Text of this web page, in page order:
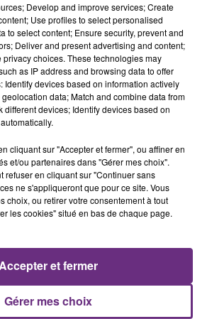
"Lonely Together" en
Rita Ora.
surchampagne fm:
Develop and improve services; Create
Use profiles to select personalised
to select content; Ensure security, prevent and
Deliver and present advertising and content;
choices. These technologies may
as IP address and browsing data to offer
Identify devices based on information actively
data; Match and combine data from
different devices; Identify devices based on
cliquant sur "Accepter et fermer", ou affiner en
et/ou partenaires dans "Gérer mes choix".
refuser en cliquant sur "Continuer sans
ne s'appliqueront que pour ce site. Vous
choix, ou retirer votre consentement à tout
les cookies" situé en bas de chaque page.
Gérer mes choix
et fermer